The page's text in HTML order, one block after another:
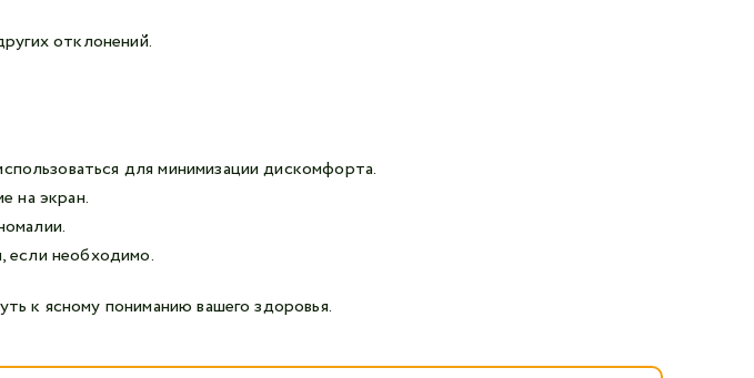
отклонений.
для минимизации дискомфорта.
на экран.
если необходимо.
к ясному пониманию вашего здоровья.